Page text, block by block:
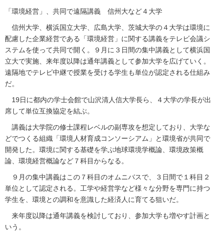
「環境経営」、共同で遠隔講義 信州大など４大学
信州大学、横浜国立大学、広島大学、茨城大学の４大学は環境に
配慮した企業経営である「環境経営」に関する講義をテレビ会議シ
ステムを使って共同で開く。９月に３日間の集中講義として横浜国
立大で実施、来年度以降は通年講義として参加大学を広げていく。
遠隔地でテレビ中継で授業を受ける学生も単位が認定される仕組み
だ。
19日に都内の学士会館で山沢清人信大学長ら、４大学の学長が出
席して単位互換協定を結ぶ。
講義は大学院の修士課程レベルの副専攻を想定しており、大学な
どでつくる組織「環境人材育成コンソーシアム」と環境省が共同で
開発した。環境に関する基礎を学ぶ地球環境学概論、環境政策概
論、環境経営概論など７科目からなる。
９月の集中講義はこの７科目のオムニバスで、３日間で１科目２
単位として認定される。工学や経営学など様々な分野を専門に持つ
学生を、環境との調和を意識した経済人に育てる狙いだ。
来年度以降は通年講義を検討しており、参加大学も増やす計画と
いう。